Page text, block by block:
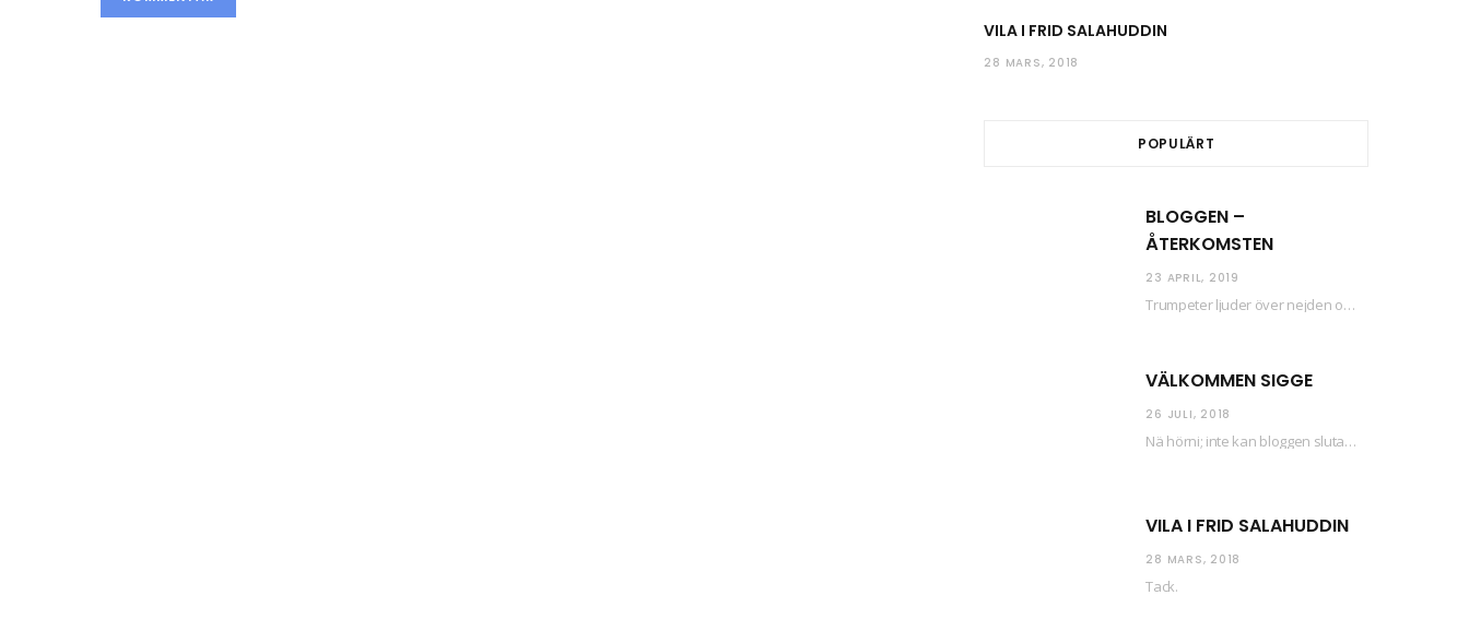
VILA I FRID SALAHUDDIN
28 MARS, 2018
POPULÄRT
BLOGGEN –
ÅTERKOMSTEN
23 APRIL, 2019
Trumpeter ljuder över nejden och konfetti regnar längsmed husfasaderna – FREDEN ÄR HÄR! Eller ahem.…
VÄLKOMMEN SIGGE
26 JULI, 2018
Nä hörni; inte kan bloggen sluta (eftersom jag så sällan uppdaterar skiten) i sånt supermoll.…
VILA I FRID SALAHUDDIN
28 MARS, 2018
Tack.